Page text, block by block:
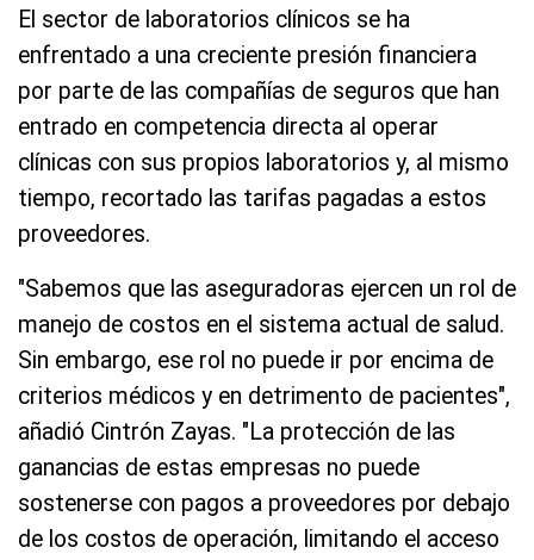
El sector de laboratorios clínicos se ha
enfrentado a una creciente presión financiera
por parte de las compañías de seguros que han
entrado en competencia directa al operar
clínicas con sus propios laboratorios y, al mismo
tiempo, recortado las tarifas pagadas a estos
proveedores.
"Sabemos que las aseguradoras ejercen un rol de
manejo de costos en el sistema actual de salud.
Sin embargo, ese rol no puede ir por encima de
criterios médicos y en detrimento de pacientes",
añadió Cintrón Zayas. "La protección de las
ganancias de estas empresas no puede
sostenerse con pagos a proveedores por debajo
de los costos de operación, limitando el acceso